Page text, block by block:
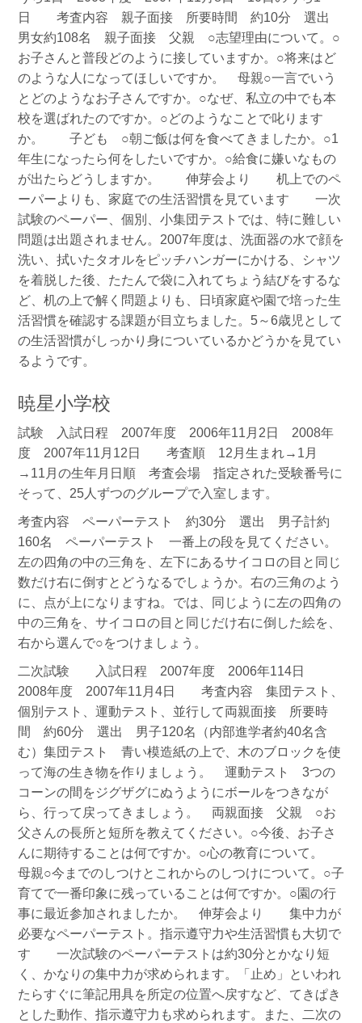
日 考査内容 親子面接 所要時間 約10分 選出
男女約108名 親子面接 父親 ○志望理由について。○
お子さんと普段どのように接していますか。○将来はど
のような人になってほしいですか。 母親○一言でいう
とどのようなお子さんですか。○なぜ、私立の中でも本
校を選ばれたのですか。○どのようなことで叱ります
か。 子ども ○朝ご飯は何を食べてきましたか。○1
年生になったら何をしたいですか。○給食に嫌いなもの
が出たらどうしますか。 伸芽会より 机上でのペ
ーパーよりも、家庭での生活習慣を見ています 一次
試験のペーパー、個別、小集団テストでは、特に難しい
問題は出題されません。2007年度は、洗面器の水で顔を
洗い、拭いたタオルをピッチハンガーにかける、シャツ
を着脱した後、たたんで袋に入れてちょう結びをするな
ど、机の上で解く問題よりも、日頃家庭や園で培った生
活習慣を確認する課題が目立ちました。5～6歳児として
の生活習慣がしっかり身についているかどうかを見てい
るようです。
暁星小学校
試験 入試日程 2007年度 2006年11月2日 2008年
度 2007年11月12日 考査順 12月生まれ→1月
→11月の生年月日順 考査会場 指定された受験番号に
そって、25人ずつのグループで入室します。
考査内容 ペーパーテスト 約30分 選出 男子計約
160名 ペーパーテスト 一番上の段を見てください。
左の四角の中の三角を、左下にあるサイコロの目と同じ
数だけ右に倒すとどうなるでしょうか。右の三角のよう
に、点が上になりますね。では、同じように左の四角の
中の三角を、サイコロの目と同じだけ右に倒した絵を、
右から選んで○をつけましょう。
二次試験 入試日程 2007年度 2006年114日
2008年度 2007年11月4日 考査内容 集団テスト、
個別テスト、運動テスト、並行して両親面接 所要時
間 約60分 選出 男子120名（内部進学者約40名含
む）集団テスト 青い模造紙の上で、木のブロックを使
って海の生き物を作りましょう。 運動テスト 3つの
コーンの間をジグザグにぬうようにボールをつきなが
ら、行って戻ってきましょう。 両親面接 父親 ○お
父さんの長所と短所を教えてください。○今後、お子さ
んに期待することは何ですか。○心の教育について。
母親○今までのしつけとこれからのしつけについて。○子
育てで一番印象に残っていることは何ですか。○園の行
事に最近参加されましたか。 伸芽会より 集中力が
必要なペーパーテスト。指示遵守力や生活習慣も大切で
す 一次試験のペーパーテストは約30分とかなり短
く、かなりの集中力が求められます。「止め」といわれ
たらすぐに筆記用具を所定の位置へ戻すなど、てきぱき
とした動作、指示遵守力も求められます。また、二次の